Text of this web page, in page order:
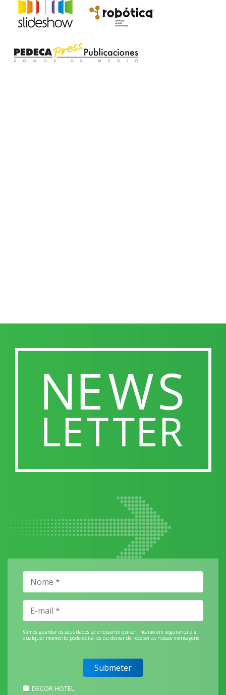
Vamos guardar os seus dados só enquanto quiser. Ficarão em segurança e a
qualquer momento pode editá-los ou deixar de receber as nossas mensagens.
DECOR HOTEL